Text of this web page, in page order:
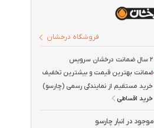
فروشگاه درخشان
2 سال ضمانت درخشان سرویس
ضمانت بهترین قیمت و بیشترین تخفیف
خرید مستقیم از نمایندگی رسمی (چارسو)
خرید اقساطی
موجود در انبار چارسو